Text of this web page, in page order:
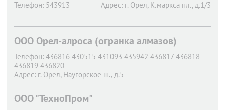
Телефон: 543913 Адрес: г. Орел, К.маркса пл., д.1/3
ООО Орел-алроса (огранка алмазов)
Телефон: 436816 430515 431093 435942 436817 436818
436819 436820
Адрес: г. Орел, Наугорское ш., д.5
ООО "ТехноПром"